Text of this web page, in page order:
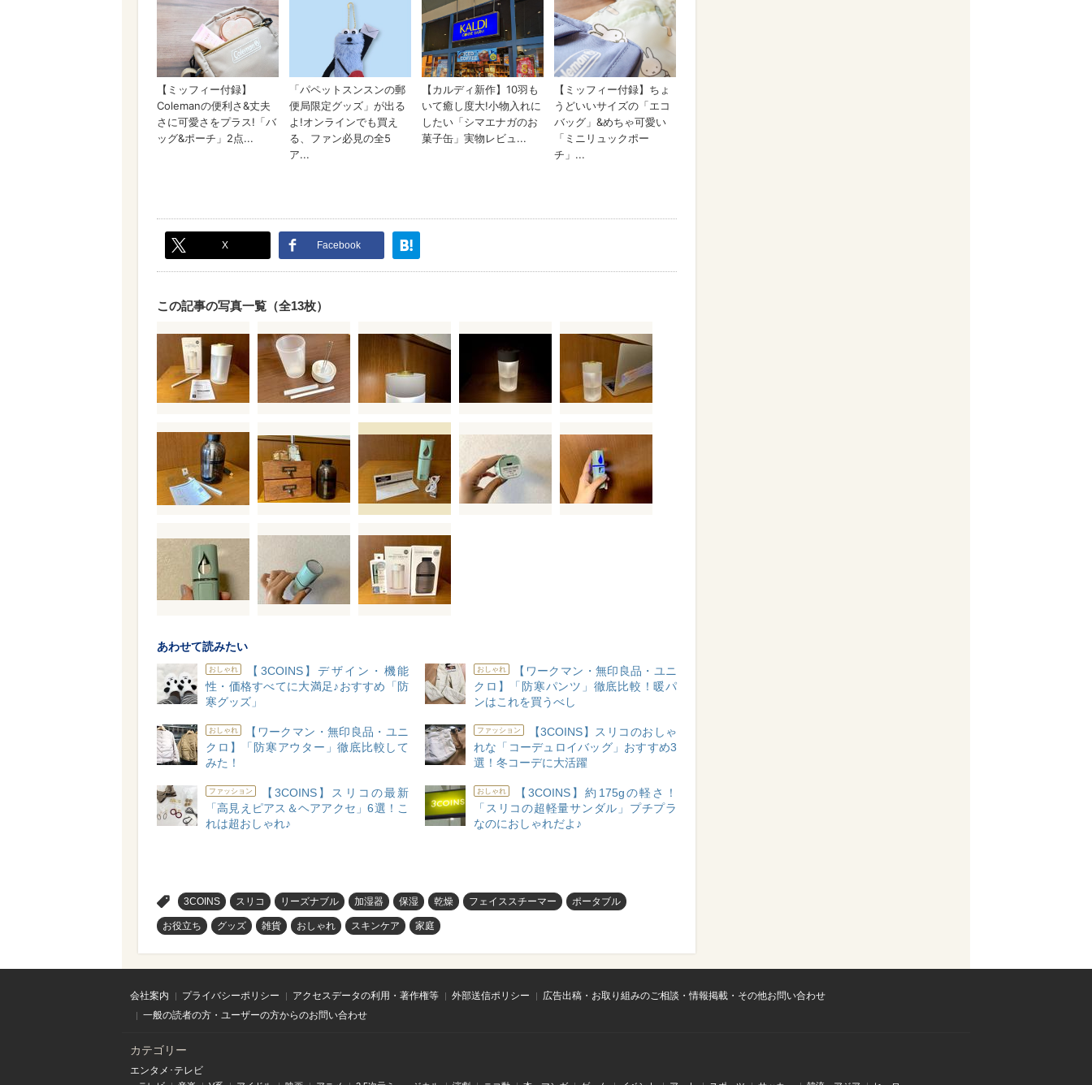
X Facebook
この記事の写真一覧（全13枚）
あわせて読みたい
おしゃれ
【3COINS】デザイン・機能
性・価格すべてに大満足♪おすすめ「防
寒グッズ」
おしゃれ
【ワークマン・無印良品・ユニ
クロ】「防寒パンツ」徹底比較！暖パ
ンはこれを買うべし
おしゃれ
【ワークマン・無印良品・ユニ
クロ】「防寒アウター」徹底比較して
みた！
ファッション
【3COINS】スリコのおしゃ
れな「コーデュロイバッグ」おすすめ3
選！冬コーデに大活躍
ファッション
【3COINS】スリコの最新
「高見えピアス＆ヘアアクセ」6選！こ
れは超おしゃれ♪
おしゃれ
【3COINS】約175gの軽さ！
「スリコの超軽量サンダル」プチプラ
なのにおしゃれだよ♪
3COINS スリコ リーズナブル 加湿器 保湿 乾燥 フェイススチーマー ポータブル
お役立ち グッズ 雑貨 おしゃれ スキンケア 家庭
会社案内 プライバシーポリシー アクセスデータの利用・著作権等 外部送信ポリシー
広告出稿・お取り組みのご相談・情報掲載・その他お問い合わせ
一般の読者の方・ユーザーの方からのお問い合わせ
カテゴリー
エンタメ･テレビ